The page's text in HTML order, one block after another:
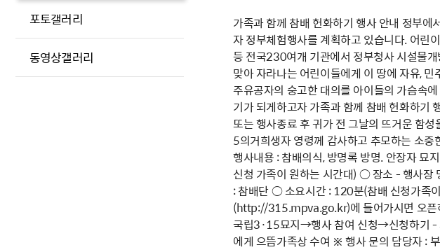
포토갤러리
동영상갤러리
가족과 함께 참배 헌화하기 행사 안내 정부
자 정부체험행사를 계획하고 있습니다. 어린
등 전국230여개 기관에서 정부청사 시설물
맞아 자라나는 어린이들에게 이 땅에 자유,
주유공자의 숭고한 대의를 아이들의 가슴속
기가 되게하고자 가족과 함께 참배 헌화하기
또는 행사종료 후 귀가 전 그날의 뜨거운 함
5의거희생자 영령께 감사하고 추모하는 소
행사내용 : 참배의식, 방명록 방명. 안장자
신청 가족이 원하는 시간대) ○ 장소 - 행사장
: 참배단 ○ 소요시간 : 120분(참배 신청가족
(http://315.mpva.go.kr)에 들어가시면 오
국립3·15묘지→행사 참여 신청→신청하기 -
에게 으뜸가족상 수여 ※ 행사 문의 담당자